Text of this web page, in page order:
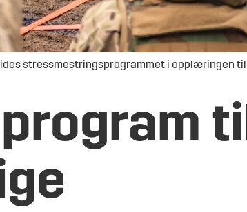
stressmestringsprogrammet i opplæringen